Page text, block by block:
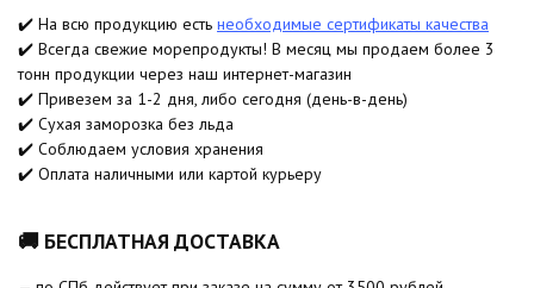
✔️ На всю продукцию есть необходимые сертификаты качества
✔️ Всегда свежие морепродукты! В месяц мы продаем более 3
тонн продукции через наш интернет-магазин
✔️ Привезем за 1-2 дня, либо сегодня (день-в-день)
✔️ Сухая заморозка без льда
✔️ Соблюдаем условия хранения
✔️ Оплата наличными или картой курьеру
🚚 БЕСПЛАТНАЯ ДОСТАВКА